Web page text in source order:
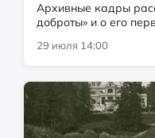
Архивные кадры
доброты» и о его
29 июля 14:00